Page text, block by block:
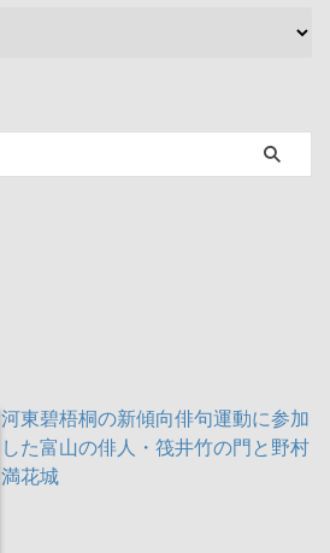
河東碧梧桐の新傾向俳句運動に参加
した富山の俳人・筏井竹の門と野村
満花城